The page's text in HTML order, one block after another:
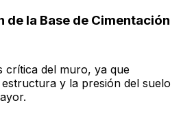
de la Base de Cimentación
crítica del muro, ya que
y la presión del suelo